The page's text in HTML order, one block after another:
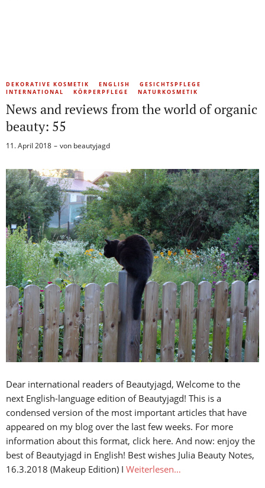
DEKORATIVE KOSMETIK ENGLISH
GESICHTSPFLEGE
INTERNATIONAL
KÖRPERPFLEGE NATURKOSMETIK
News and reviews from the world of organic
beauty: 55
11. April 2018 von beautyjagd
Dear international readers of Beautyjagd, Welcome to the
next English-language edition of Beautyjagd! This is a
condensed version of the most important articles that have
appeared on my blog over the last few weeks. For more
information about this format, click here. And now: enjoy the
best of Beautyjagd in English! Best wishes Julia Beauty Notes,
16.3.2018 (Makeup Edition) I Weiterlesen…